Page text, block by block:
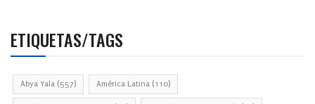
ETIQUETAS/TAGS
Abya Yala (557) América Latina (110)